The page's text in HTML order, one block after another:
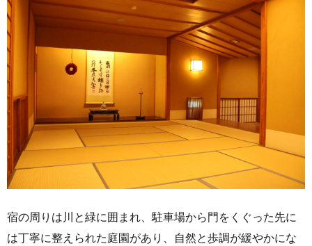
宿の周りは川と緑に囲まれ、駐車場から門をくぐった先に
は丁寧に整えられた庭園があり、自然と歩調が緩やかにな